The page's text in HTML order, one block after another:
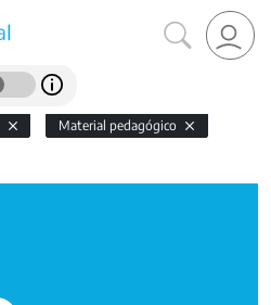
Material pedagógico